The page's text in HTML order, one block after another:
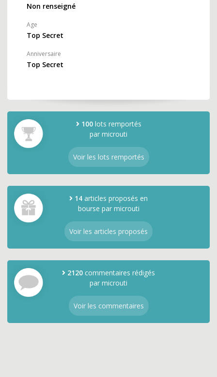
Non renseigné
Age
Top Secret
Anniversaire
Top Secret
100lots remportés
par microuti
Voir les lots remportés
14 articles proposés en
bourse par microuti
Voir les articles proposés
2120 commentaires rédigés
par microuti
Voir les commentaires